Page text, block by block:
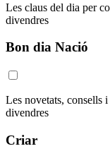
Les claus del dia per
divendres
Bon dia Nació
Les novetats, consells
divendres
Criar